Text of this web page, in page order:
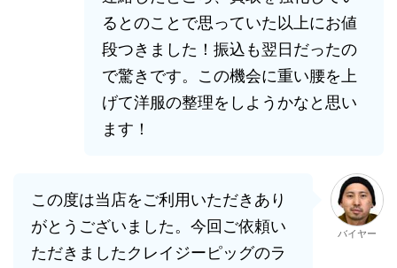
るとのことで思っていた以上にお値
段つきました！振込も翌日だったの
で驚きです。この機会に重い腰を上
げて洋服の整理をしようかなと思い
ます！
この度は当店をご利用いただきあり
がとうございました。今回ご依頼い
ただきましたクレイジーピッグのラ
バイヤー